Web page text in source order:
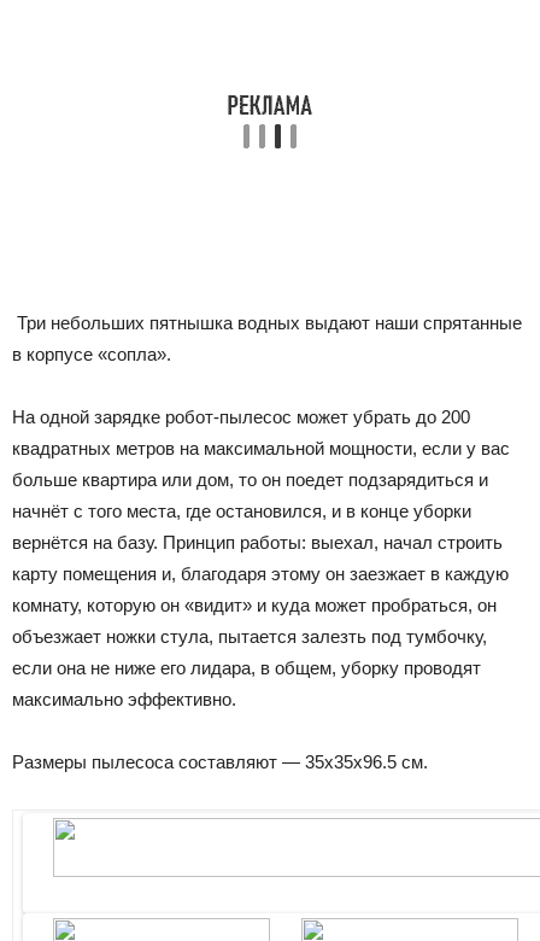
Три небольших пятнышка водных выдают наши спрятанные
в корпусе «сопла».
На одной зарядке робот-пылесос может убрать до 200
квадратных метров на максимальной мощности, если у вас
больше квартира или дом, то он поедет подзарядиться и
начнёт с того места, где остановился, и в конце уборки
вернётся на базу. Принцип работы: выехал, начал строить
карту помещения и, благодаря этому он заезжает в каждую
комнату, которую он «видит» и куда может пробраться, он
объезжает ножки стула, пытается залезть под тумбочку,
если она не ниже его лидара, в общем, уборку проводят
максимально эффективно.
Размеры пылесоса составляют — 35x35x96.5 см.